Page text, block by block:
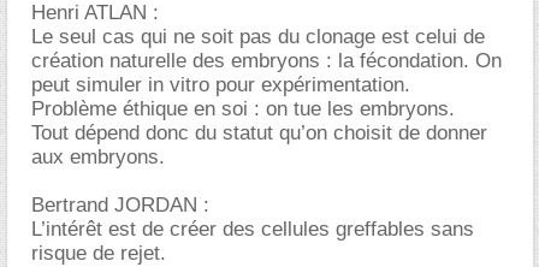
Henri ATLAN :
Le seul cas qui ne soit pas du clonage est celui de
création naturelle des embryons : la fécondation. On
peut simuler in vitro pour expérimentation.
Problème éthique en soi : on tue les embryons.
Tout dépend donc du statut qu’on choisit de donner
aux embryons.
Bertrand JORDAN :
L’intérêt est de créer des cellules greffables sans
risque de rejet.